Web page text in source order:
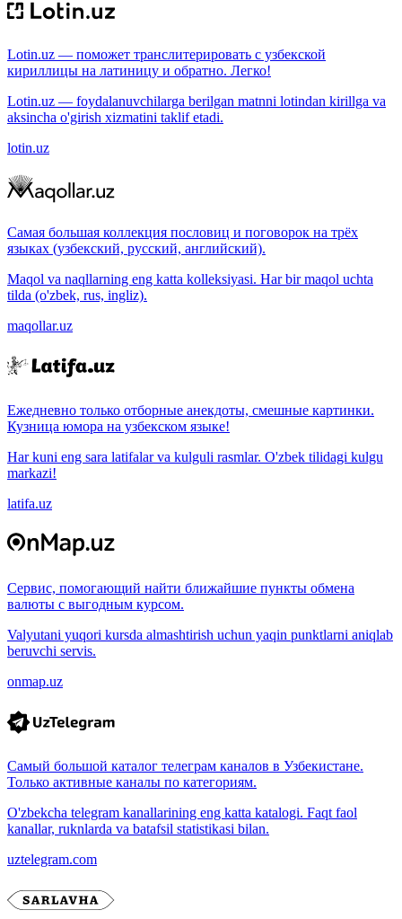
Lotin.uz — поможет транслитерировать с узбекской
кириллицы на латиницу и обратно. Легко!
Lotin.uz — foydalanuvchilarga berilgan matnni lotindan kirillga va
aksincha o'girish xizmatini taklif etadi.
lotin.uz
Самая большая коллекция пословиц и поговорок на трёх
языках (узбекский, русский, английский).
Maqol va naqllarning eng katta kolleksiyasi. Har bir maqol uchta
tilda (o'zbek, rus, ingliz).
maqollar.uz
Ежедневно только отборные анекдоты, смешные картинки.
Кузница юмора на узбекском языке!
Har kuni eng sara latifalar va kulguli rasmlar. O'zbek tilidagi kulgu
markazi!
latifa.uz
Сервис, помогающий найти ближайшие пункты обмена
валюты с выгодным курсом.
Valyutani yuqori kursda almashtirish uchun yaqin punktlarni aniqlab
beruvchi servis.
onmap.uz
Самый большой каталог телеграм каналов в Узбекистане.
Только активные каналы по категориям.
O'zbekcha telegram kanallarining eng katta katalogi. Faqt faol
kanallar, ruknlarda va batafsil statistikasi bilan.
uztelegram.com